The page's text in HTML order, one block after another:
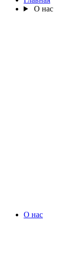
О нас
О нас